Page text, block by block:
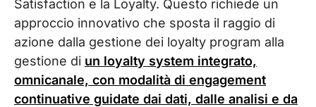
Satisfaction e la Loyalty. Questo richiede un
approccio innovativo che sposta il raggio di
azione dalla gestione dei loyalty program alla
gestione di un loyalty system integrato,
omnicanale, con modalità di engagement
continuative guidate dai dati, dalle analisi e da